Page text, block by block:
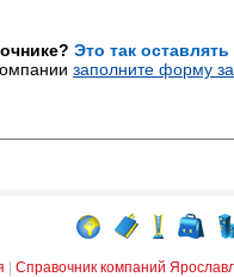
Это так
заполните форму
Справочник компаний